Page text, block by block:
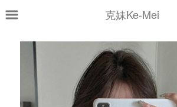
克妹Ke-Mei